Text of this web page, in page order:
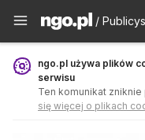
Publicystyka
/
ngo.pl używa plików
serwisu
Ten komunikat
się więcej o plikach